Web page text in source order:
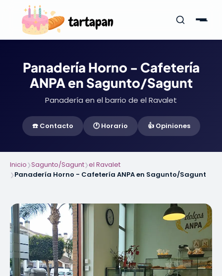
Panadería Horno - Cafetería
ANPA en Sagunto/Sagunt
Panadería en el barrio de el Ravalet
☎️ Contacto 🕐 Horario 👍 Opiniones
Inicio❯Sagunto/Sagunt❯el Ravalet
❯Panadería Horno - Cafetería ANPA en Sagunto/Sagunt